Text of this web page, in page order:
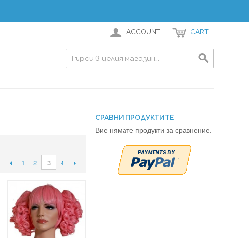
ACCOUNT CART
1 2 3 4
СРАВНИ ПРОДУКТИТЕ
Вие нямате продукти за сравнение.